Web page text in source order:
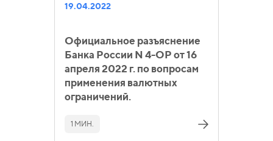
19.04.2022
Официальное разъяснение
Банка России N 4-ОР от 16
апреля 2022 г. по вопросам
применения валютных
ограничений.
1 МИН.